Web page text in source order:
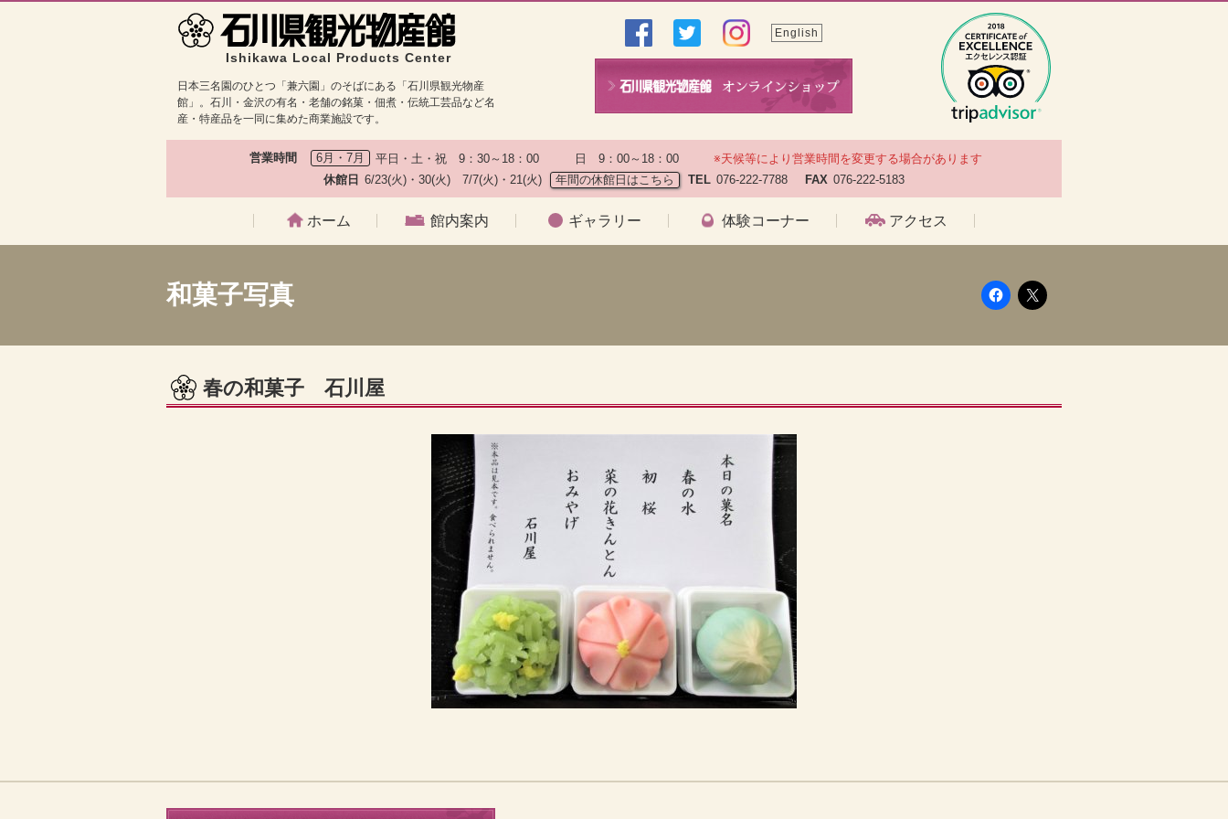
Ishikawa Local Products Center
日本三名園のひとつ「兼六園」のそばにある「石川県観光物産
館」。石川・金沢の有名・老舗の銘菓・佃煮・伝統工芸品など名
産・特産品を一同に集めた商業施設です。
English
営業時間 6月・7月 平日・土・祝　9：30～18：00　　　日　9：00～18：00
※天候等により営業時間を変更する場合があります
休館日 6/23(火)・30(火)　7/7(火)・21(火) 年間の休館日はこちら TEL 076-222-7788 FAX 076-222-5183
ホーム 館内案内 ギャラリー 体験コーナー アクセス
和菓子写真
春の和菓子 石川屋